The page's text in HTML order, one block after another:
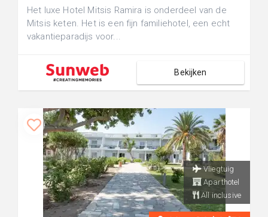
Het luxe Hotel Mitsis Ramira is onderdeel van de
Mitsis keten. Het is een fijn familiehotel, een echt
vakantieparadijs voor...
Bekijken
Vliegtuig
Aparthotel
All inclusive